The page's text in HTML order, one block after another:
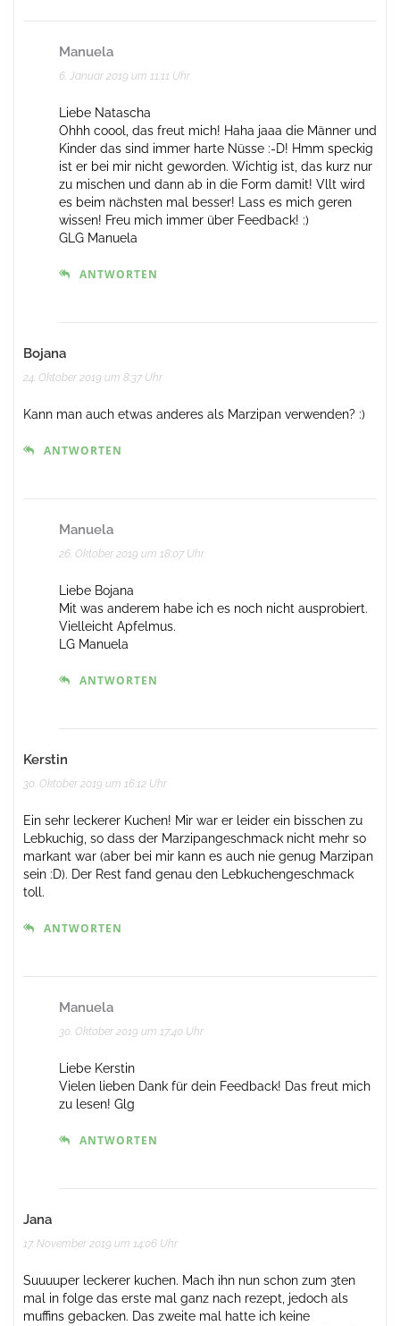
Manuela
6. Januar 2019 um 11:11 Uhr
Liebe Natascha
Ohhh coool, das freut mich! Haha jaaa die Männer und
Kinder das sind immer harte Nüsse :-D! Hmm speckig
ist er bei mir nicht geworden. Wichtig ist, das kurz nur
zu mischen und dann ab in die Form damit! Vllt wird
es beim nächsten mal besser! Lass es mich geren
wissen! Freu mich immer über Feedback! :)
GLG Manuela
ANTWORTEN
Bojana
24. Oktober 2019 um 8:37 Uhr
Kann man auch etwas anderes als Marzipan verwenden? :)
ANTWORTEN
Manuela
26. Oktober 2019 um 18:07 Uhr
Liebe Bojana
Mit was anderem habe ich es noch nicht ausprobiert.
Vielleicht Apfelmus.
LG Manuela
ANTWORTEN
Kerstin
30. Oktober 2019 um 16:12 Uhr
Ein sehr leckerer Kuchen! Mir war er leider ein bisschen zu
Lebkuchig, so dass der Marzipangeschmack nicht mehr so
markant war (aber bei mir kann es auch nie genug Marzipan
sein :D). Der Rest fand genau den Lebkuchengeschmack
toll.
ANTWORTEN
Manuela
30. Oktober 2019 um 17:40 Uhr
Liebe Kerstin
Vielen lieben Dank für dein Feedback! Das freut mich
zu lesen! Glg
ANTWORTEN
Jana
17. November 2019 um 14:06 Uhr
Suuuuper leckerer kuchen. Mach ihn nun schon zum 3ten
mal in folge das erste mal ganz nach rezept, jedoch als
muffins gebacken. Das zweite mal hatte ich keine